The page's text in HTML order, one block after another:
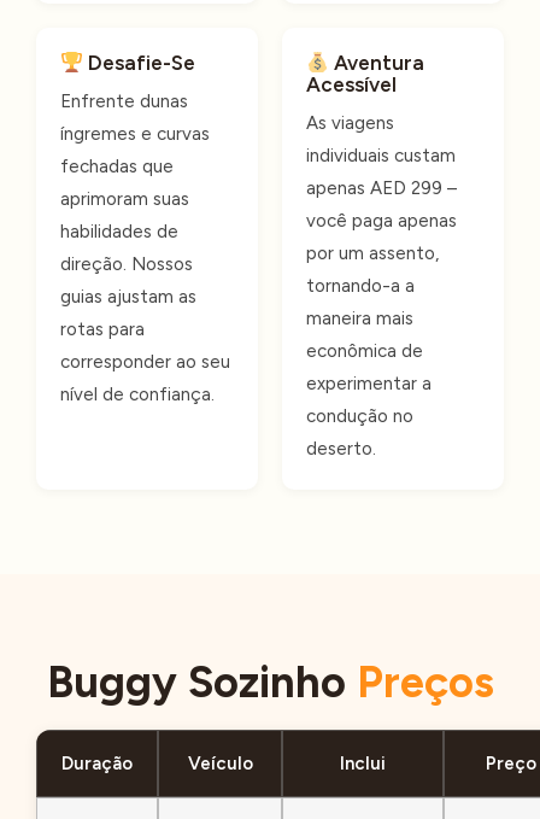
Desafie-Se
Enfrente dunas
íngremes e curvas
fechadas que
aprimoram suas
habilidades de
direção. Nossos
guias ajustam as
rotas para
corresponder ao seu
nível de confiança.
Aventura
Acessível
As viagens
individuais custam
apenas AED 299 –
você paga apenas
por um assento,
tornando-a a
maneira mais
econômica de
experimentar a
condução no
deserto.
Buggy Sozinho Preços
Duração Veículo Inclui Preço